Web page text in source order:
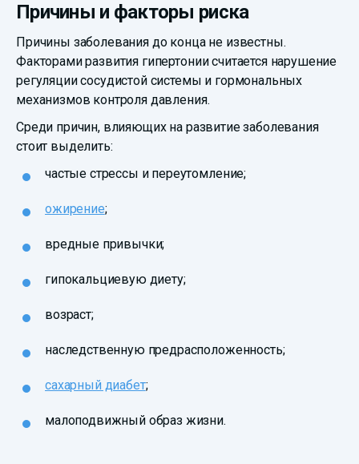
Причины и факторы риска
Причины заболевания до конца не известны.
Факторами развития гипертонии считается нарушение
регуляции сосудистой системы и гормональных
механизмов контроля давления.
Среди причин, влияющих на развитие заболевания
стоит выделить:
частые стрессы и переутомление;
ожирение;
вредные привычки;
гипокальциевую диету;
возраст;
наследственную предрасположенность;
сахарный диабет;
малоподвижный образ жизни.